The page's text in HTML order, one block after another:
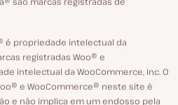
é propriedade intelectual da
registradas Woo® e
intelectual da WooCommerce, Inc. O
e WooCommerce® neste site é
e não implica em um endosso pela